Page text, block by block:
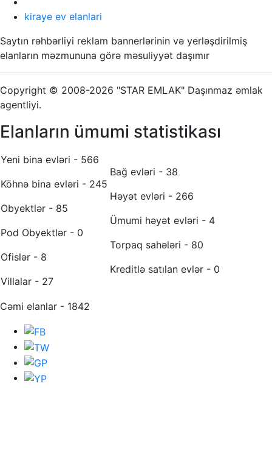
kiraye ev elanlari
Saytın rəhbərliyi reklam bannerlərinin və yerləşdirilmiş
elanların məzmununa görə məsuliyyət daşımır
Copyright © 2008-2026 "STAR EMLAK" Daşınmaz əmlak
agentliyi.
Elanların ümumi statistikası
Yeni bina evləri - 566
Köhnə bina evləri - 245
Obyektlər - 85
Pod Obyektlər - 0
Ofislər - 8
Villalar - 27
Bağ evləri - 38
Həyət evləri - 266
Ümumi həyət evləri - 4
Torpaq sahələri - 80
Kreditlə satılan evlər - 0
Cəmi elanlar - 1842